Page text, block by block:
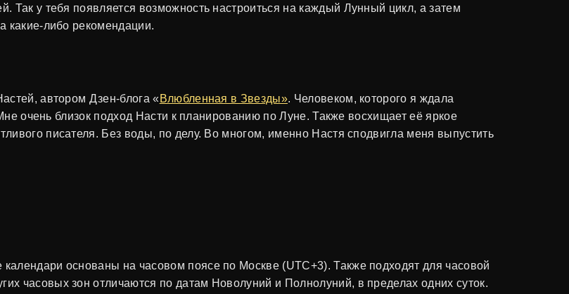
Так у тебя появляется возможность настроиться на каждый Лунный цикл, а затем
какие-либо рекомендации.
автором Дзен-блога « Влюбленная в Звезды». Человеком, которого я ждала
очень близок подход Насти к планированию по Луне. Также восхищает её яркое
писателя. Без воды, по делу. Во многом, именно Настя сподвигла меня выпустить
основаны на часовом поясе по Москве (UTC+3). Также подходят для часовой
часовых зон отличаются по датам Новолуний и Полнолуний, в пределах одних суток.